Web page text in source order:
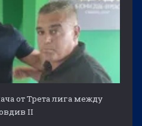
от Трета лига между
II